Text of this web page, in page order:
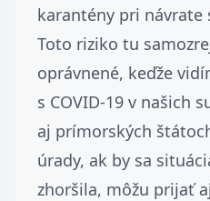
karantény pri návrate
Toto riziko tu
oprávnené, keďže
s COVID-19 v našich
aj prímorských
úrady, ak by sa
zhoršila, môžu prijať